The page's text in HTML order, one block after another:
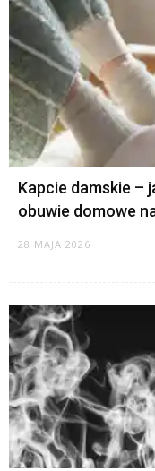
Kapcie damskie –
obuwie domowe
28 MAJA 2026